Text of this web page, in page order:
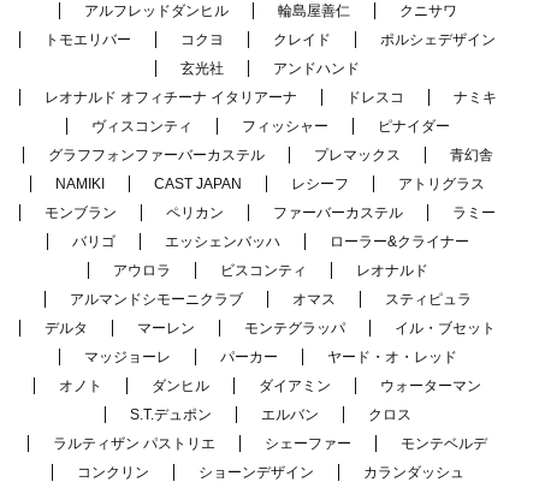
アルフレッドダンヒル
輪島屋善仁
クニサワ
トモエリバー
コクヨ クレイド
ポルシェデザイン
玄光社
アンドハンド
レオナルド オフィチーナ イタリアーナ
ドレスコ
ナミキ
ヴィスコンティ
フィッシャー
ピナイダー
グラフフォンファーバーカステル
プレマックス
青幻舎
NAMIKI
CAST JAPAN レシーフ
アトリグラス
モンブラン
ペリカン ファーバーカステル
ラミー
バリゴ
エッシェンバッハ
ローラー&クライナー
アウロラ
ビスコンティ
レオナルド
アルマンドシモーニクラブ
オマス
スティピュラ
デルタ
マーレン モンテグラッパ
イル・ブセット
マッジョーレ
パーカー
ヤード・オ・レッド
オノト
ダンヒル ダイアミン
ウォーターマン
S.T.デュポン
エルバン
クロス
ラルティザン パストリエ
シェーファー
モンテベルデ
コンクリン
ショーンデザイン
カランダッシュ